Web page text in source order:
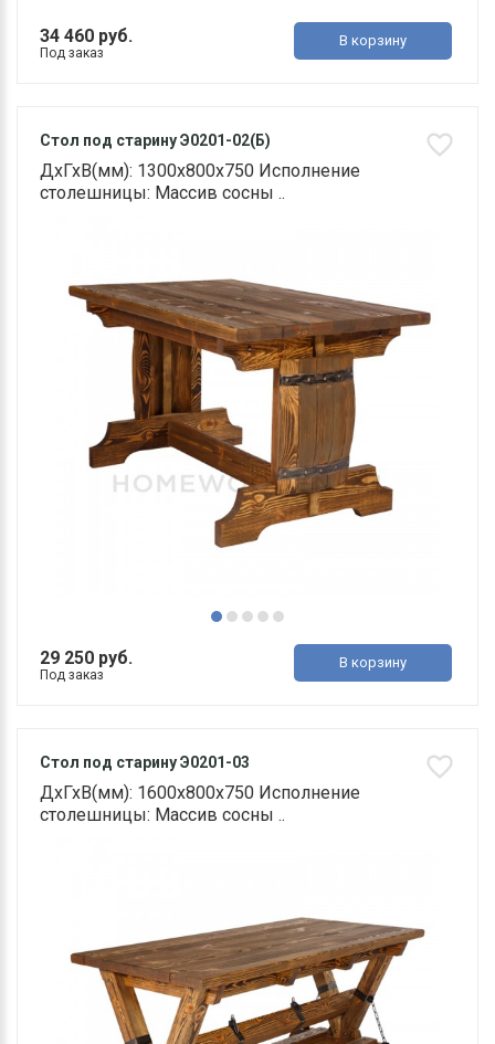
34 460 руб.
Под заказ
В корзину
Стол под старину Э0201-02(Б)
ДхГхВ(мм): 1300х800х750 Исполнение
столешницы: Массив сосны ..
29 250 руб.
Под заказ
В корзину
Стол под старину Э0201-03
ДхГхВ(мм): 1600х800х750 Исполнение
столешницы: Массив сосны ..